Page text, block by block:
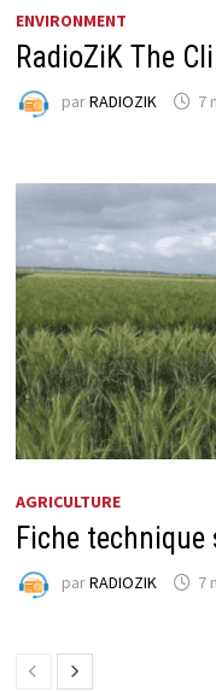
ENVIRONMENT
RadioZiK The
parRADIOZIK 7
AGRICULTURE
Fiche technique
parRADIOZIK 7